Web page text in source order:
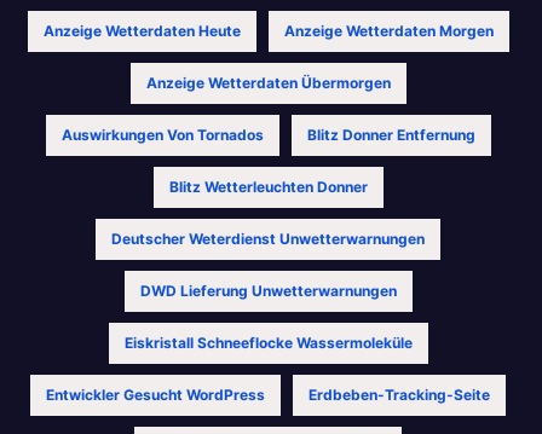
Anzeige Wetterdaten Heute Anzeige Wetterdaten Morgen
Anzeige Wetterdaten Übermorgen
Auswirkungen Von Tornados Blitz Donner Entfernung
Blitz Wetterleuchten Donner
Deutscher Weterdienst Unwetterwarnungen
DWD Lieferung Unwetterwarnungen
Eiskristall Schneeflocke Wassermoleküle
Entwickler Gesucht WordPress Erdbeben-Tracking-Seite